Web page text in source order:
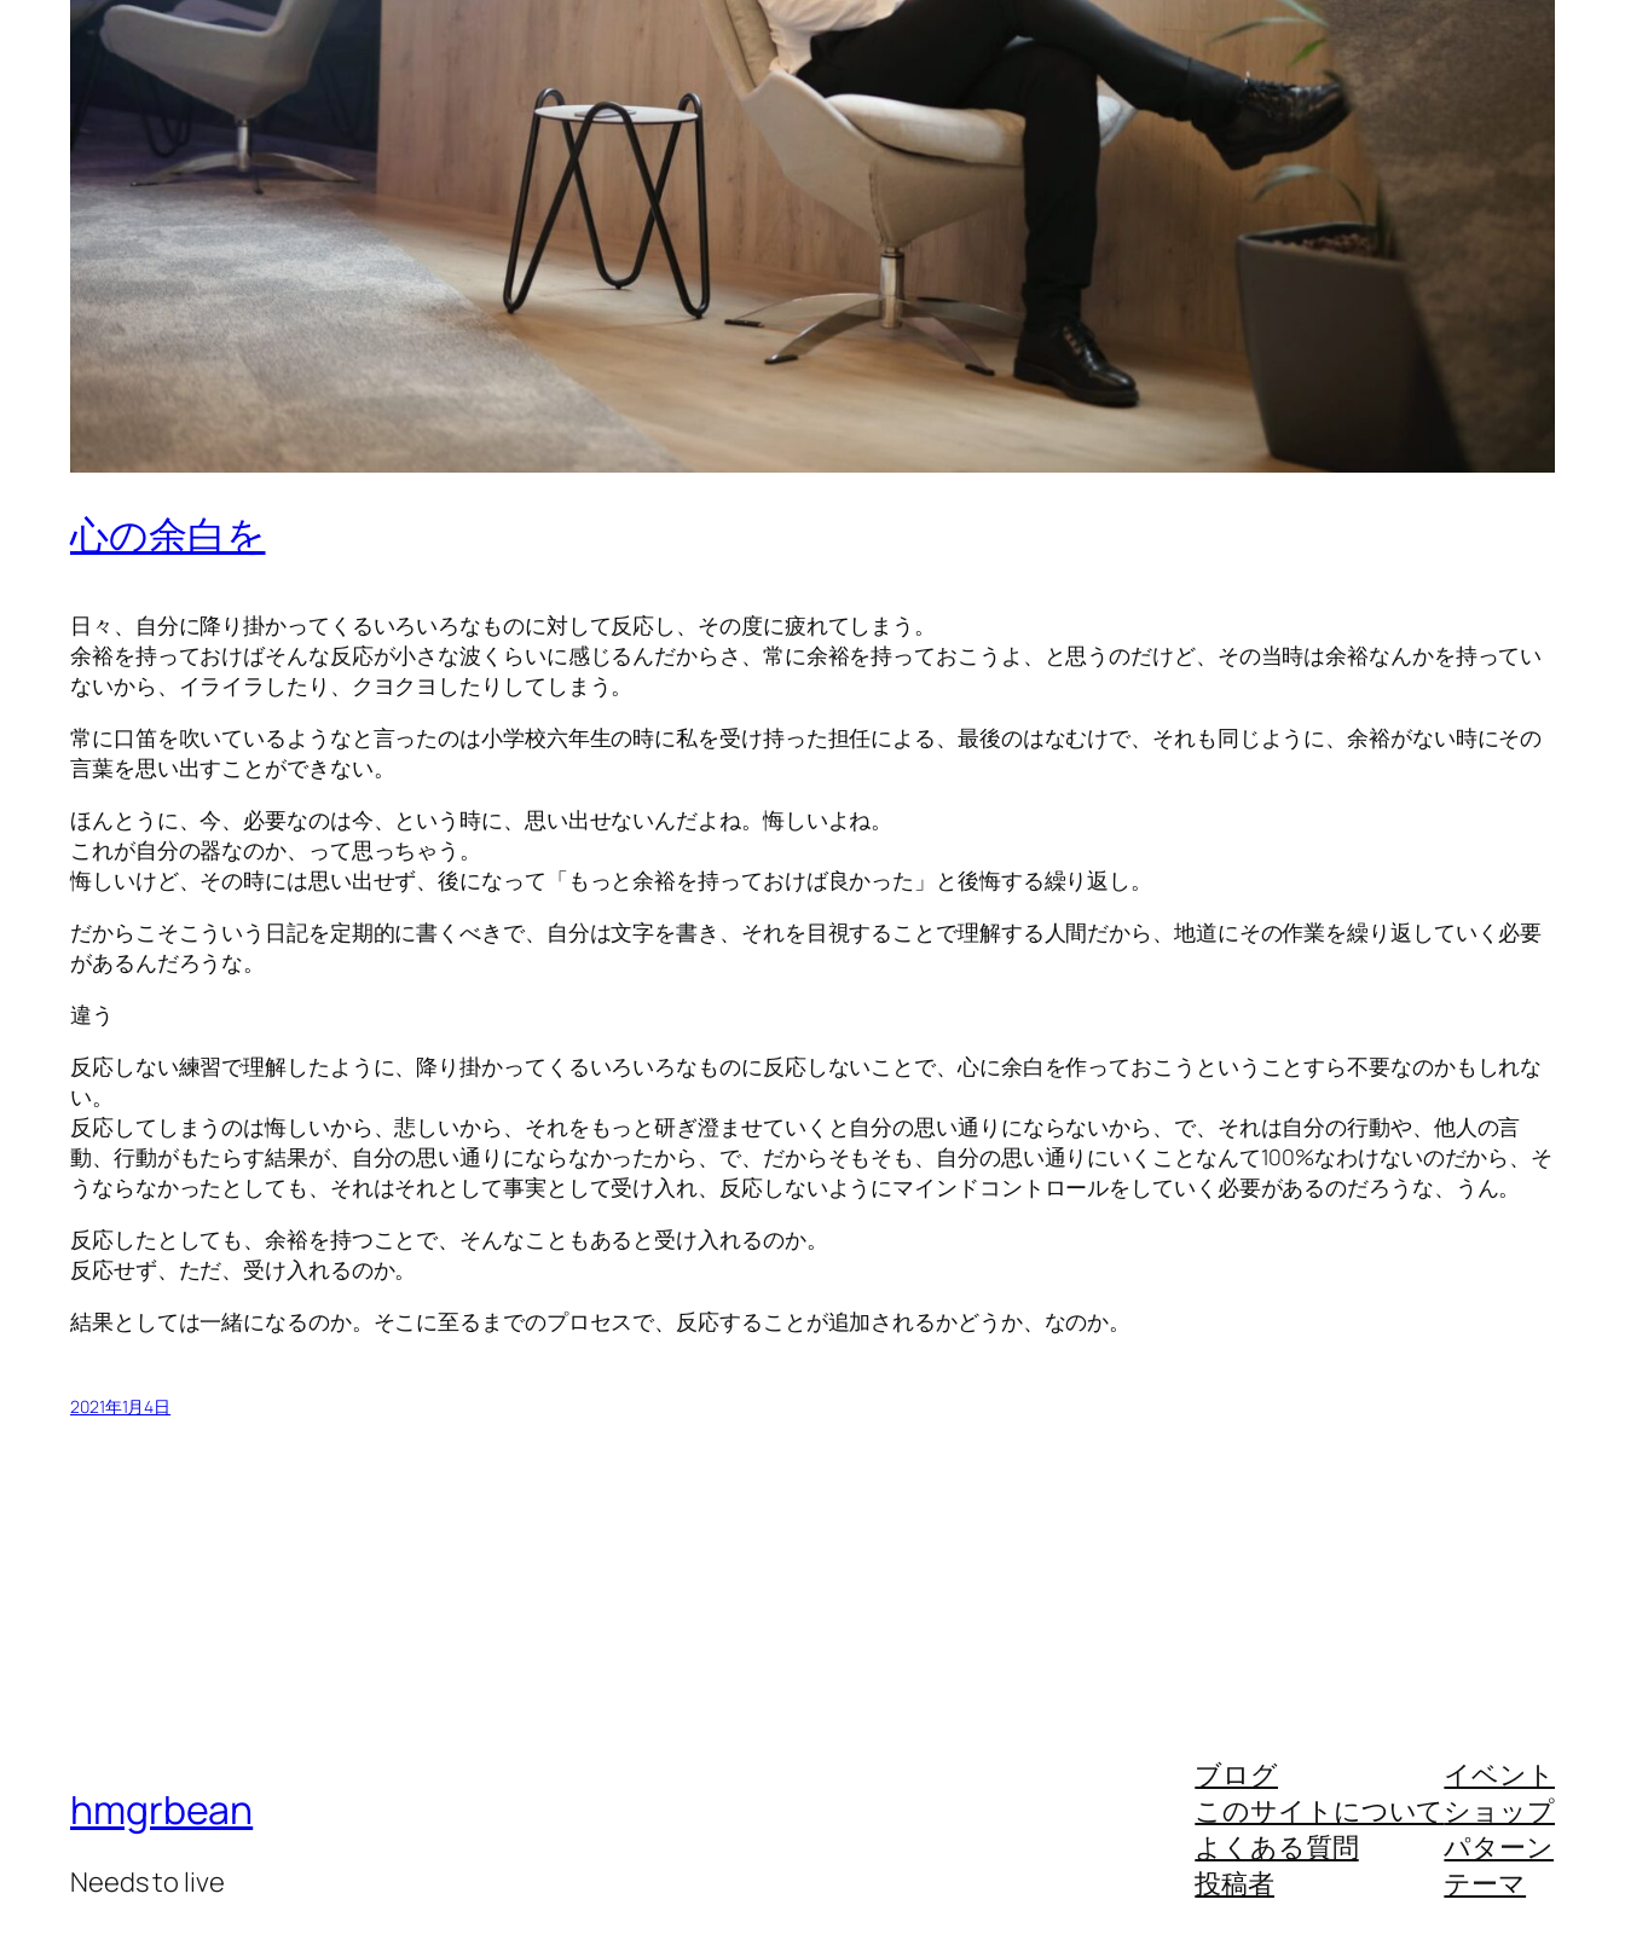
心の余白を
日々、自分に降り掛かってくるいろいろなものに対して反応し、その度に疲れてしまう。
余裕を持っておけばそんな反応が小さな波くらいに感じるんだからさ、常に余裕を持っておこうよ、と思うのだけど、その当時は余裕なんかを持ってい
ないから、イライラしたり、クヨクヨしたりしてしまう。
常に口笛を吹いているようなと言ったのは小学校六年生の時に私を受け持った担任による、最後のはなむけで、それも同じように、余裕がない時にその
言葉を思い出すことができない。
ほんとうに、今、必要なのは今、という時に、思い出せないんだよね。悔しいよね。
これが自分の器なのか、って思っちゃう。
悔しいけど、その時には思い出せず、後になって「もっと余裕を持っておけば良かった」と後悔する繰り返し。
だからこそこういう日記を定期的に書くべきで、自分は文字を書き、それを目視することで理解する人間だから、地道にその作業を繰り返していく必要
があるんだろうな。
違う
反応しない練習で理解したように、降り掛かってくるいろいろなものに反応しないことで、心に余白を作っておこうということすら不要なのかもしれな
い。
反応してしまうのは悔しいから、悲しいから、それをもっと研ぎ澄ませていくと自分の思い通りにならないから、で、それは自分の行動や、他人の言
動、行動がもたらす結果が、自分の思い通りにならなかったから、で、だからそもそも、自分の思い通りにいくことなんて100%なわけないのだから、そ
うならなかったとしても、それはそれとして事実として受け入れ、反応しないようにマインドコントロールをしていく必要があるのだろうな、うん。
反応したとしても、余裕を持つことで、そんなこともあると受け入れるのか。
反応せず、ただ、受け入れるのか。
結果としては一緒になるのか。そこに至るまでのプロセスで、反応することが追加されるかどうか、なのか。
2021年1月4日
hmgrbean
Needs to live
ブログ
このサイトについて
よくある質問
投稿者
イベント
ショップ
パターン
テーマ